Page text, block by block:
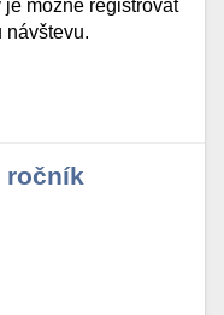
možné registrovať
návštevu.
ročník